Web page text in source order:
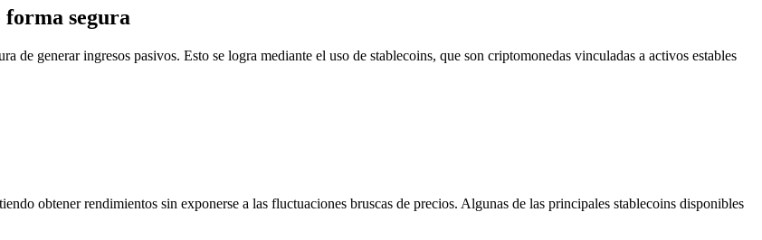
forma segura
de generar ingresos pasivos. Esto se logra mediante el uso de stablecoins, que son criptomonedas vinculadas a activos estables
obtener rendimientos sin exponerse a las fluctuaciones bruscas de precios. Algunas de las principales stablecoins disponibles